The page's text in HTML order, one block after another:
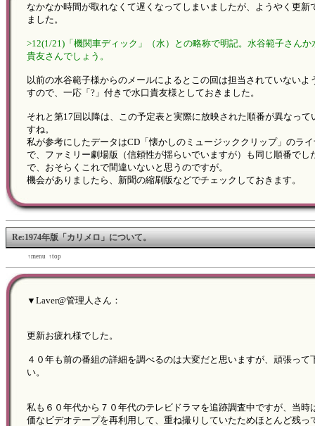
なかなか時間が取れなくて遅くなってしまいましたが、ようやく更新
ました。
>12(1/21)「機関車ディック」（水）との略称で明記。水谷範子さんか
貴友さんでしょう。
以前の水谷範子様からのメールによるとこの回は担当されていないよ
すので、一応「?」付きで水口貴友様としておきました。
それと第17回以降は、この予定表と実際に放映された順番が異なって
すね。
私が参考にしたデータはCD「懐かしのミュージッククリップ」のラ
で、ファミリー劇場版（信頼性が揺らいでいますが）も同じ順番でし
で、おそらくこれで間違いないと思うのですが。
機会がありましたら、新聞の縮刷版などでチェックしておきます。
Re:1974年版「カリメロ」について。
↑menu ↑top
▼Laver@管理人さん：
更新お疲れ様でした。
４０年も前の番組の詳細を調べるのは大変だと思いますが、頑張って
い。
私も６０年代から７０年代のテレビドラマを追跡調査中ですが、当時
価なビデオテープを再利用して、重ね撮りしていたためほとんど残っ